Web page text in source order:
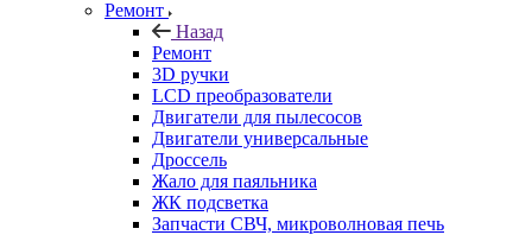
Ремонт
Назад
Ремонт
3D ручки
LCD преобразователи
Двигатели для пылесосов
Двигатели универсальные
Дроссель
Жало для паяльника
ЖК подсветка
Запчасти СВЧ, микроволновая печь